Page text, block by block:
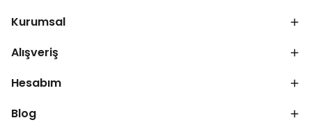
Kurumsal
Alışveriş
Hesabım
Blog